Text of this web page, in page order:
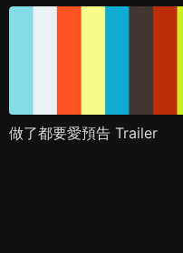
做了都要愛預告 Trailer